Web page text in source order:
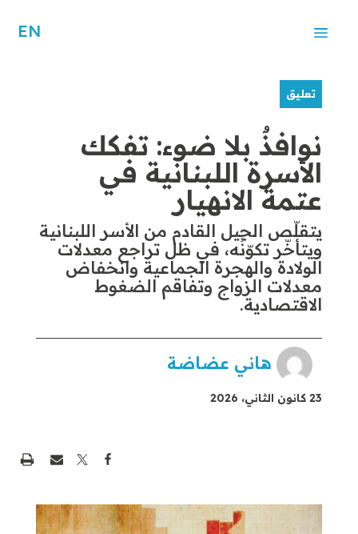
EN
تعليق
نوافذٌ بلا ضوء: تفكك
الأسرة اللبنانية في
عتمة الانهيار
يتقلّص الجيل القادم من الأسر اللبنانية
ويتأخّر تكوّنُه، في ظل تراجع معدلات
الولادة والهجرة الجماعية وانخفاض
معدلات الزواج وتفاقم الضغوط
الاقتصادية.
هاني عضاضة
23 كانون الثاني، 2026